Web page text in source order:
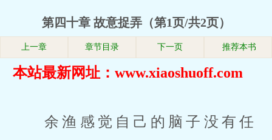
第四十章 故意捉弄（第1页/共2页）
上一章 章节目录 下一页 推荐本书
本站最新网址：www.xiaoshuoff.com
余渔感觉自己的脑子没有任